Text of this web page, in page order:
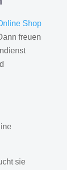
Shop
freuen
sie